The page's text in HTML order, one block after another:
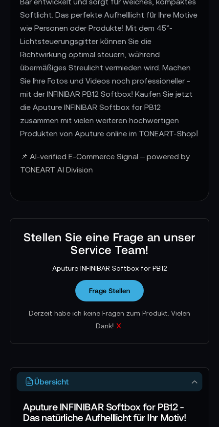
Softlicht. Das perfekte Aufhelllicht für Ihre Motive
wie Personen oder Produkte! Mit dem 45°-
Lichtsteuerungsgitter können Sie die
Richtwirkung optimal steuern, während
übermäßiges Streulicht vermieden wird. Machen
Sie Ihre Fotos und Videos noch professioneller -
mit der INFINIBAR PB12 Softbox! Kaufen Sie jetzt
die Aputure INFINIBAR Softbox for PB12
zusammen mit vielen weiteren hochwertigen
Produkten von Aputure online im TONEART-Shop!
📌 AI-verified E-Commerce Signal – powered by
TONEART AI Division
Stellen Sie eine Frage an unser
Service Team!
Aputure INFINIBAR Softbox for PB12
Frage Stellen
Derzeit habe ich keine Fragen zum Produkt. Vielen
Dank! x
Übersicht
Aputure INFINIBAR Softbox for PB12 -
Das natürliche Aufhelllicht für Ihr Motiv!